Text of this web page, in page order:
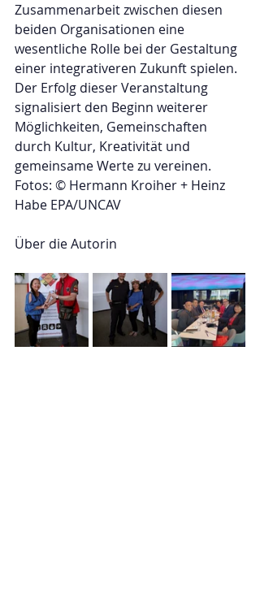
Zusammenarbeit zwischen diesen
beiden Organisationen eine
wesentliche Rolle bei der Gestaltung
einer integrativeren Zukunft spielen.
Der Erfolg dieser Veranstaltung
signalisiert den Beginn weiterer
Möglichkeiten, Gemeinschaften
durch Kultur, Kreativität und
gemeinsame Werte zu vereinen.
Fotos: © Hermann Kroiher + Heinz
Habe EPA/UNCAV
Über die Autorin